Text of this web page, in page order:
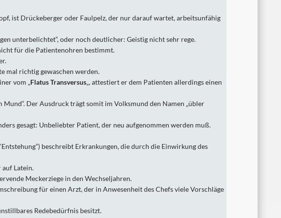
ist Drückeberger oder Faulpelz, der nur darauf wartet, arbeitsunfähig
unterbelichtet“, oder noch deutlicher: Geistig nicht sehr rege.
für die Patientenohren bestimmt.
mal richtig gewaschen werden.
vom „Flatus Transversus„, attestiert er dem Patienten allerdings einen
Mund“. Der Ausdruck trägt somit im Volksmund den Namen „übler
gesagt: Unbeliebter Patient, der neu aufgenommen werden muß.
beschreibt Erkrankungen, die durch die Einwirkung des
auf Latein.
Meckerziege in den Wechseljahren.
für einen Arzt, der in Anwesenheit des Chefs viele Vorschläge
Redebedürfnis besitzt.